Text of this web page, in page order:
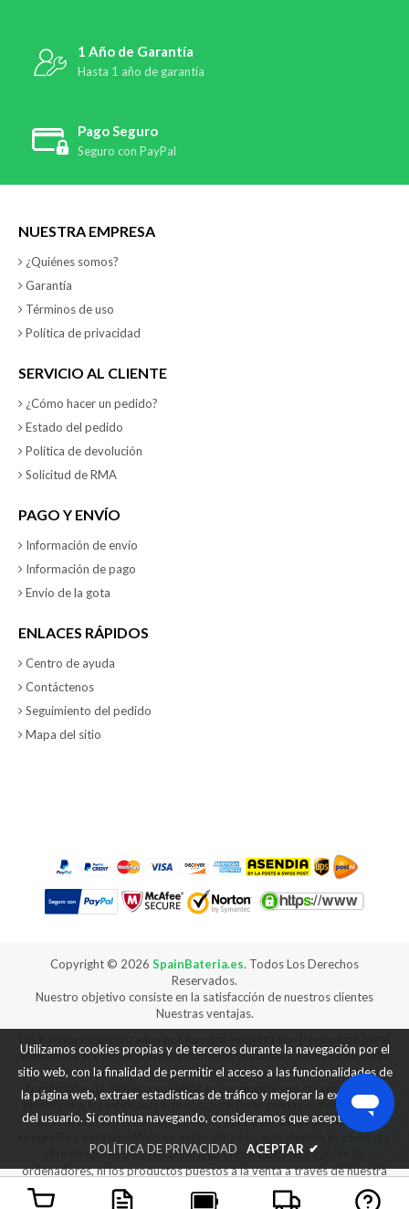
1 Año de Garantía
Hasta 1 año de garantía
Pago Seguro
Seguro con PayPal
NUESTRA EMPRESA
¿Quiénes somos?
Garantía
Términos de uso
Política de privacidad
SERVICIO AL CLIENTE
¿Cómo hacer un pedido?
Estado del pedido
Política de devolución
Solicitud de RMA
PAGO Y ENVÍO
Información de envío
Información de pago
Envio de la gota
ENLACES RÁPIDOS
Centro de ayuda
Contáctenos
Seguimiento del pedido
Mapa del sitio
Copyright © 2026 SpainBateria.es. Todos Los Derechos
Reservados.
Nuestro objetivo consiste en la satisfacción de nuestros clientes
Nuestras ventajas.
vendidos para su uso con determinados productos de los fabricantes
de ordenadores, y cualquier referencia a productos o marcas
comerciales de dichas compañías es puramente con el propósito de
identificar a los fabricantes de computadoras con las cuales nuestros
productos [son el reemplazo para] puede ser utilizado. Nuestra
distribuidores de, ni relación alguna con estos fabricantes de
ordenadores, ni los productos puestos a la venta a través de nuestra
web son fabricados ni vendidos con la autorización de los fabricantes
de los equipos con los que nuestros productos [son reemplazo para]
Utilizamos cookies propias y de terceros durante la navegación por el
sitio web, con la finalidad de permitir el acceso a las funcionalidades de
la página web, extraer estadísticas de tráfico y mejorar la experiencia
del usuario. Si continua navegando, consideramos que acepta su uso.
POLÍTICA DE PRIVACIDAD ACEPTAR ✔